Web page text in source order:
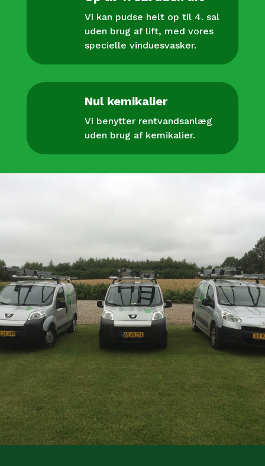
Vi kan pudse helt op til 4. sal
uden brug af lift, med vores
specielle vinduesvasker.
Nul kemikalier
Vi benytter rentvandsanlæg
uden brug af kemikalier.